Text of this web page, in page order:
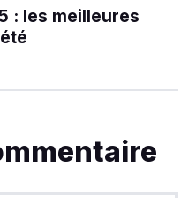
: les meilleures